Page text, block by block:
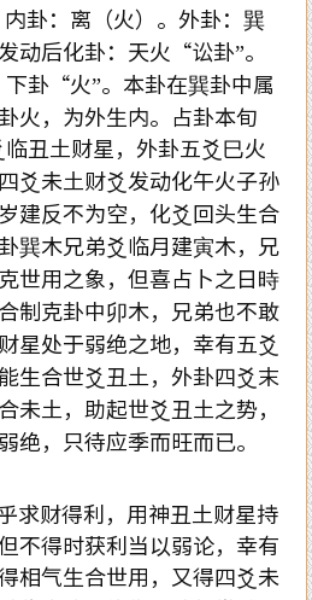
：离（火）。外卦：巽
动后化卦：天火“讼卦”。
卦“火”。本卦在巽卦中属
火，为外生内。占卦本旬
临丑土财星，外卦五爻巳火
爻未土财爻发动化午火子孙
建反不为空，化爻回头生合
巽木兄弟爻临月建寅木，兄
世用之象，但喜占卜之日時
制克卦中卯木，兄弟也不敢
星处于弱绝之地，幸有五爻
生合世爻丑土，外卦四爻末
未土，助起世爻丑土之势，
绝，只待应季而旺而已。
财得利，用神丑土财星持
不得时获利当以弱论，幸有
相气生合世用，又得四爻未